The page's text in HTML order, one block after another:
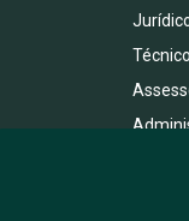
Técnico